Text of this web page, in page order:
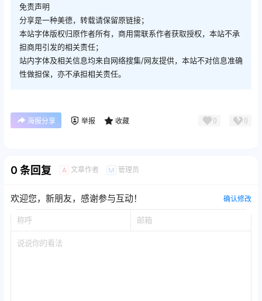
免责声明
分享是一种美德，转载请保留原链接；
本站字体版权归原作者所有，商用需联系作者获取授权，本站不承
担商用引发的相关责任；
站内字体及相关信息均来自网络搜集/网友提供，本站不对信息准确
性做担保，亦不承担相关责任。
海报分享 举报 收藏 0 0
0 条回复 A 文章作者 M 管理员
欢迎您，新朋友，感谢参与互动！ 确认修改